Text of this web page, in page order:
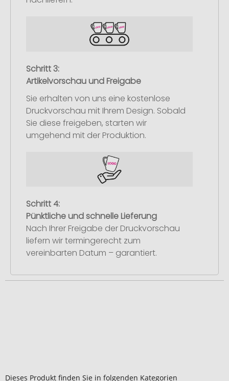
Schritt 3:
Artikelvorschau und Freigabe
Sie erhalten von uns eine kostenlose
Druckvorschau mit Ihrem Design. Sobald
Sie diese freigeben, starten wir
umgehend mit der Produktion.
Schritt 4:
Pünktliche und schnelle Lieferung
Nach Ihrer Freigabe der Druckvorschau
liefern wir termingerecht zum
vereinbarten Datum – garantiert.
Dieses Produkt finden Sie in folgenden Kategorien